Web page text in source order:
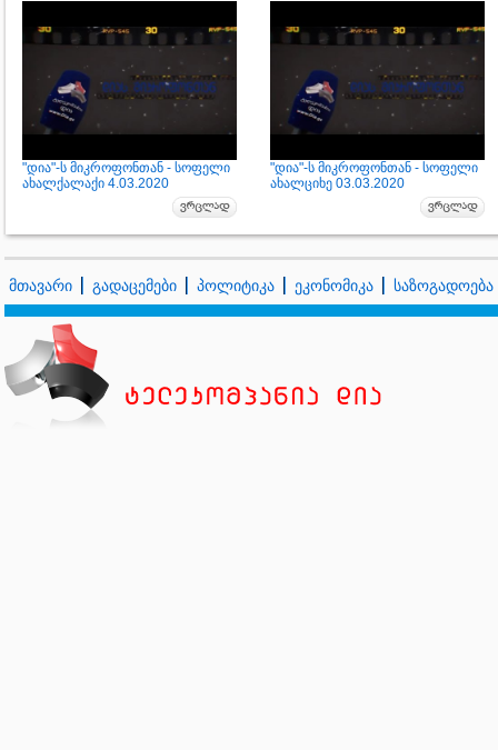
"დია"-ს მიკროფონთან - სოფელი
ახალქალაქი 4.03.2020
"დია"-ს მიკროფონთან - სოფელი
ახალციხე 03.03.2020
მთავარი გადაცემები პოლიტიკა ეკონომიკა საზოგადოება